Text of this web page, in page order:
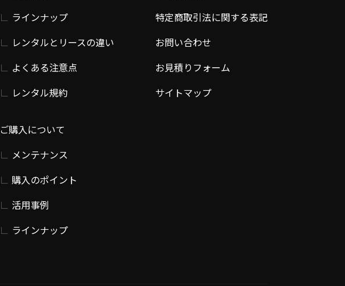
ラインナップ
レンタルとリースの違い
よくある注意点
レンタル規約
ご購入について
メンテナンス
購入のポイント
活用事例
ラインナップ
特定商取引法に関する表記
お問い合わせ
お見積りフォーム
サイトマップ